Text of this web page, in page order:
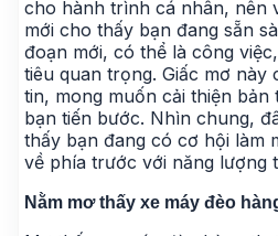
cho hành trình cá nhân, nên
mới cho thấy bạn đang sẵn
đoạn mới, có thể là công
tiêu quan trọng. Giấc mơ này
tin, mong muốn cải thiện
bạn tiến bước. Nhìn chung,
thấy bạn đang có cơ hội làm
về phía trước với năng lượng
Nằm mơ thấy xe máy đèo